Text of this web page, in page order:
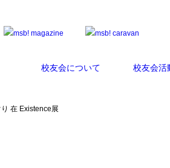
校友会について 校友会活
在 Existence展